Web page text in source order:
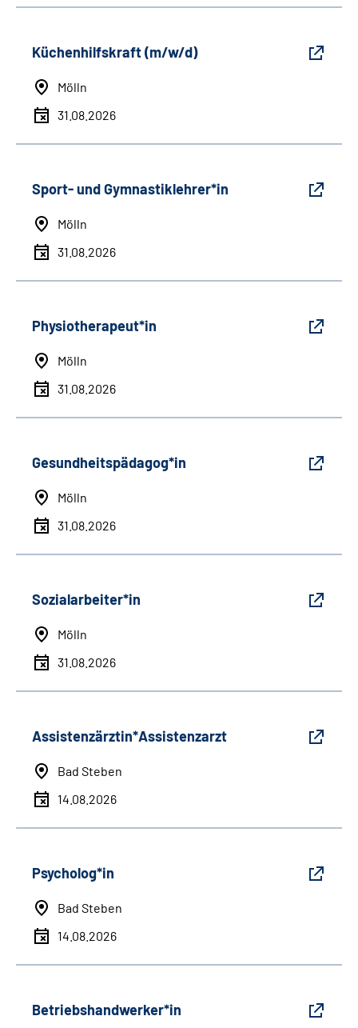
Küchenhilfskraft (m/w/d)
Mölln
31.08.2026
Sport- und Gymnastiklehrer*in
Mölln
31.08.2026
Physiotherapeut*in
Mölln
31.08.2026
Gesundheitspädagog*in
Mölln
31.08.2026
Sozialarbeiter*in
Mölln
31.08.2026
Assistenzärztin*Assistenzarzt
Bad Steben
14.08.2026
Psycholog*in
Bad Steben
14.08.2026
Betriebshandwerker*in